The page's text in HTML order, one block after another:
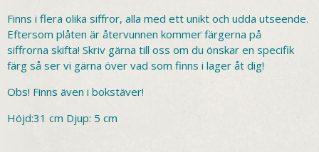
Finns i flera olika siffror, alla med ett unikt och udda utseende.
Eftersom plåten är återvunnen kommer färgerna på
siffrorna skifta! Skriv gärna till oss om du önskar en specifik
färg så ser vi gärna över vad som finns i lager åt dig!
Obs! Finns även i bokstäver!
Höjd:31 cm Djup: 5 cm